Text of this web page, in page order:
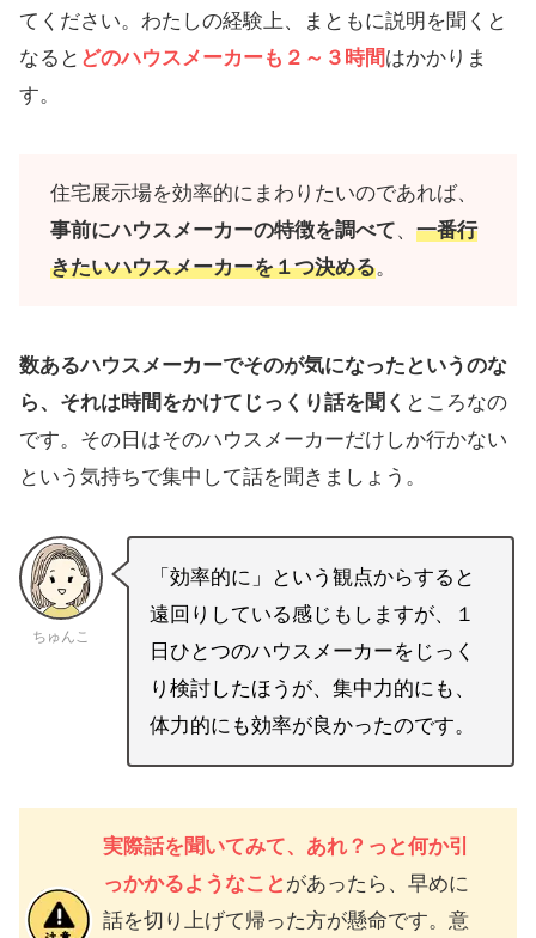
てください。わたしの経験上、まともに説明を聞くと
なると どのハウスメーカーも２～３時間はかかりま
す。
住宅展示場を効率的にまわりたいのであれば、
事前にハウスメーカーの特徴を調べて、 一番行
きたいハウスメーカーを１つ決める。
数あるハウスメーカーでそのが気になったというのな
ら、それは時間をかけてじっくり話を聞く ところなの
です。その日はそのハウスメーカーだけしか行かない
という気持ちで集中して話を聞きましょう。
ちゅんこ
「効率的に」という観点からすると
遠回りしている感じもしますが、１
日ひとつのハウスメーカーをじっく
り検討したほうが、集中力的にも、
体力的にも効率が良かったのです。
実際話を聞いてみて、あれ？っと何か引
っかかるようなこと があったら、早めに
話を切り上げて帰った方が懸命です。意